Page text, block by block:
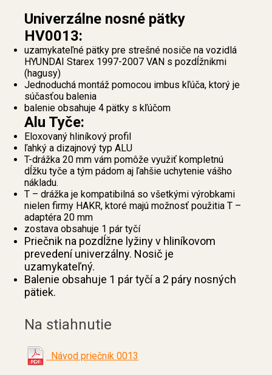
Univerzálne nosné pätky
HV0013:
uzamykateľné pätky pre strešné nosiče na vozidlá
HYUNDAI Starex 1997-2007 VAN s pozdĺžnikmi
(hagusy)
Jednoduchá montáž pomocou imbus kľúča, ktorý je
súčasťou balenia
balenie obsahuje 4 pätky s kľúčom
Alu Tyče:
Eloxovaný hliníkový profil
ľahký a dizajnový typ ALU
T-drážka 20 mm vám pomôže využiť kompletnú
dĺžku tyče a tým pádom aj ľahšie uchytenie vášho
nákladu.
T – drážka je kompatibilná so všetkými výrobkami
nielen firmy HAKR, ktoré majú možnosť použitia T –
adaptéra 20 mm
zostava obsahuje 1 pár tyčí
Priečnik na pozdĺžne lyžiny v hliníkovom
prevedení univerzálny. Nosič je
uzamykateľný.
Balenie obsahuje 1 pár tyčí a 2 páry nosných
pätiek.
Na stiahnutie
Návod priečnik 0013